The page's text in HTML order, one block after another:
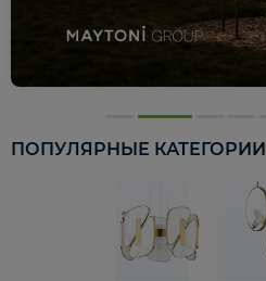
ПОПУЛЯРНЫЕ КАТЕГОРИИ